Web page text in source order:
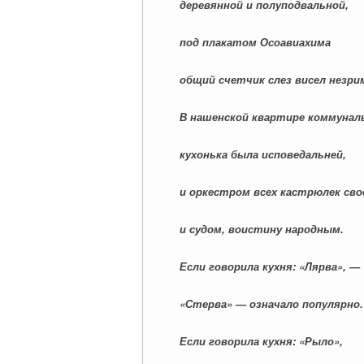
деревянной и полуподвальной,
под плакатом Осоавиахима
общий счетчик слез висел
В нашенской квартире
кухонька была исповедальней,
и оркестром всех кастрюлек
и судом, воистину народным.
Если говорила кухня: «Лярва», —
«Стерва» — означало популярно.
Если говорила кухня: «Рыло»,